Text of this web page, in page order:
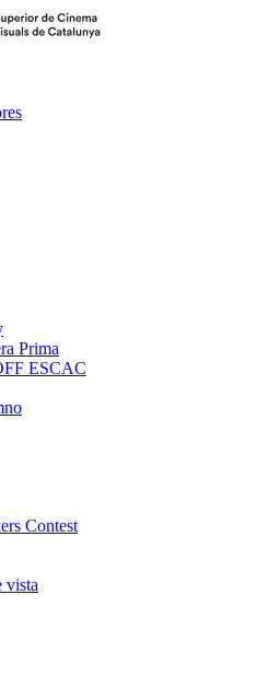
Prima
ESCAC
Contest
vista